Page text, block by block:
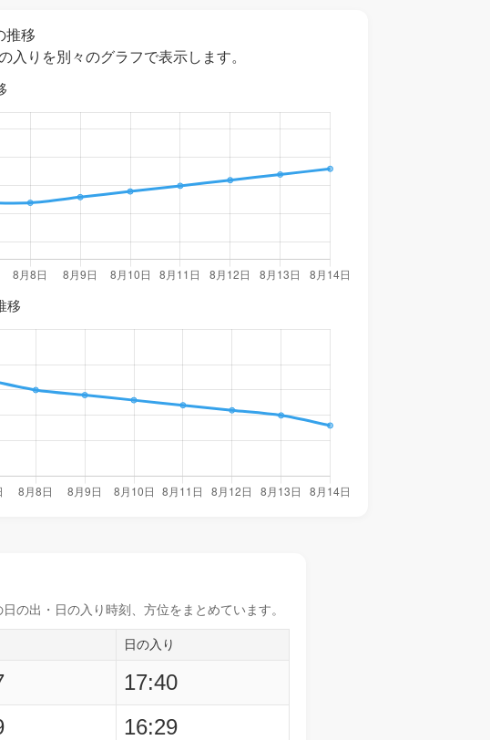
推移
入りを別々のグラフで表示します。
移
日の出・日の入り時刻 、方位をまとめています。
日の入り
17:40
16:29